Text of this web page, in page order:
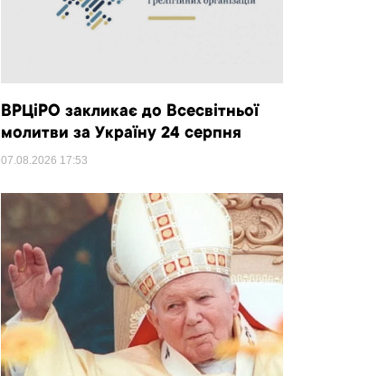
ВРЦіРО закликає до Всесвітньої
молитви за Україну 24 серпня
07.08.2026 17:53